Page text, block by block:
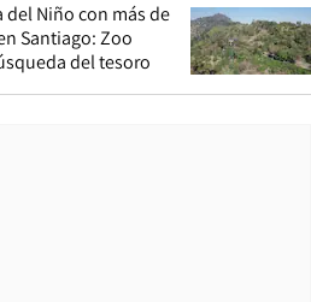
del Niño con más de
Santiago: Zoo
del tesoro